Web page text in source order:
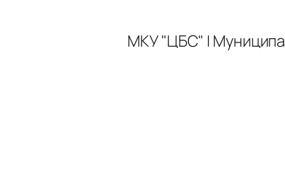
МКУ "ЦБС" |